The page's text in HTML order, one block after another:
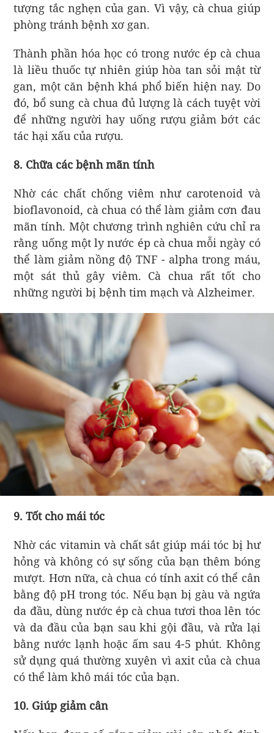
tượng tắc nghẹn của gan. Vì vậy, cà chua giúp
phòng tránh bệnh xơ gan.
Thành phần hóa học có trong nước ép cà chua
là liều thuốc tự nhiên giúp hòa tan sỏi mật từ
gan, một căn bệnh khá phổ biến hiện nay. Do
đó, bổ sung cà chua đủ lượng là cách tuyệt vời
để những người hay uống rượu giảm bớt các
tác hại xấu của rượu.
8. Chữa các bệnh mãn tính
Nhờ các chất chống viêm như carotenoid và
bioflavonoid, cà chua có thể làm giảm cơn đau
mãn tính. Một chương trình nghiên cứu chỉ ra
rằng uống một ly nước ép cà chua mỗi ngày có
thể làm giảm nồng độ TNF - alpha trong máu,
một sát thủ gây viêm. Cà chua rất tốt cho
những người bị bệnh tim mạch và Alzheimer.
9. Tốt cho mái tóc
Nhờ các vitamin và chất sắt giúp mái tóc bị hư
hỏng và không có sự sống của bạn thêm bóng
mượt. Hơn nữa, cà chua có tính axit có thể cân
bằng độ pH trong tóc. Nếu bạn bị gàu và ngứa
da đầu, dùng nước ép cà chua tươi thoa lên tóc
và da đầu của bạn sau khi gội đầu, và rửa lại
bằng nước lạnh hoặc ấm sau 4-5 phút. Không
sử dụng quá thường xuyên vì axit của cà chua
có thể làm khô mái tóc của bạn.
10. Giúp giảm cân